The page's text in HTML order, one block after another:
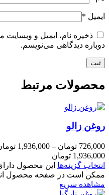
ایمیل *
ذخیره نام، ایمیل و
دوباره دیدگاهی می‌نویسم.
محصولات مرتبط
روغن زالو
726,000 تومان –
1,936,000
1,936,000 تومان
انتخاب گزینه‌ها این محصول
ممکن است در صفحه محصول
مشاهده سریع